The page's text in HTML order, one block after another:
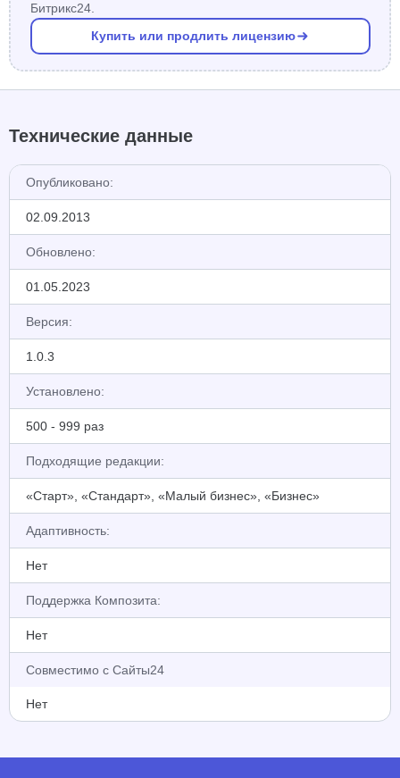
Битрикс24.
Купить или продлить лицензию
Технические данные
Опубликовано:
02.09.2013
Обновлено:
01.05.2023
Версия:
1.0.3
Установлено:
500 - 999 раз
Подходящие редакции:
«Старт», «Стандарт», «Малый бизнес», «Бизнес»
Адаптивность:
Нет
Поддержка Композита:
Нет
Совместимо с Сайты24
Нет